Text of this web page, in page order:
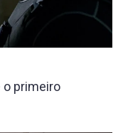
o primeiro